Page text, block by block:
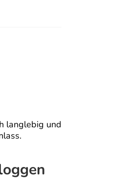
langlebig und